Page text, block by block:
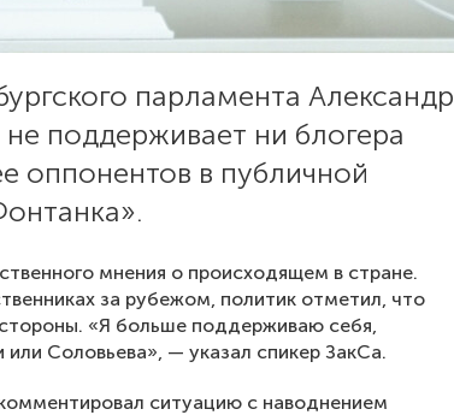
парламента Александр
не поддерживает ни блогера
оппонентов в публичной
мнения о происходящем в стране.
за рубежом, политик отметил, что
«Я больше поддерживаю себя,
Соловьева», — указал спикер ЗакСа.
ситуацию с наводнением